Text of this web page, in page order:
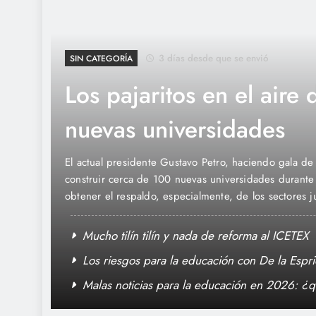
SIN CATEGORÍA 3 días desde que se envió
Los pajaritos en el aire
nuevas universidades
El actual presidente Gustavo Petro, haciendo gala
construir cerca de 100 nuevas universidades
obtener el respaldo, especialmente, de los sectores
estudiantil. Como del dicho al hecho hay mucho
su mandato, el…
Mucho tilín tilín y nada de reforma al ICETEX
Los riesgos para la educación con De la
Malas noticias para la educación en 2026: